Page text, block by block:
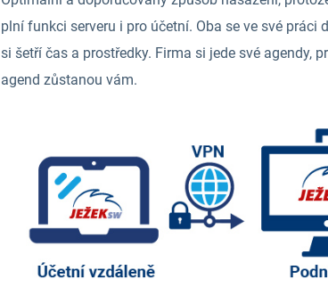
plní funkci serveru i pro účetní. Oba se ve své práci
si šetří čas a prostředky. Firma si jede své agendy,
agend zůstanou vám.